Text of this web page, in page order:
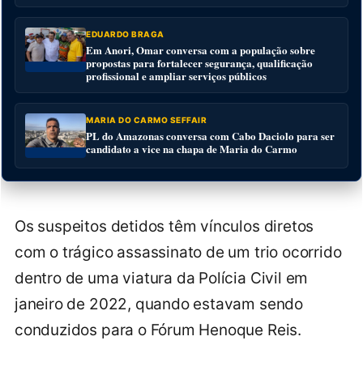
EDUARDO BRAGA
Em Anori, Omar conversa com a população sobre
propostas para fortalecer segurança, qualificação
profissional e ampliar serviços públicos
MARIA DO CARMO SEFFAIR
PL do Amazonas conversa com Cabo Daciolo para ser
candidato a vice na chapa de Maria do Carmo
Os suspeitos detidos têm vínculos diretos
com o trágico assassinato de um trio ocorrido
dentro de uma viatura da Polícia Civil em
janeiro de 2022, quando estavam sendo
conduzidos para o Fórum Henoque Reis.